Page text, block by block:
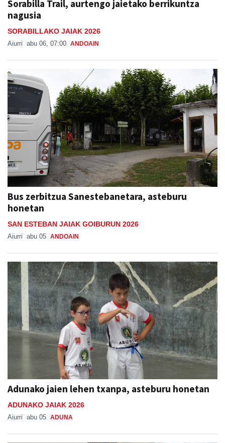
Sorabilla Trail, aurtengo jaietako berrikuntza
nagusia
SORABILLAKO JAIAK 2026
Aiurri abu 06, 07:00 ANDOAIN
Bus zerbitzua Sanestebanetara, asteburu
honetan
SAN ESTEBAN JAIAK GOIBURUN 2026
Aiurri abu 05 ANDOAIN
Adunako jaien lehen txanpa, asteburu honetan
ADUNAKO JAIAK 2026
Aiurri abu 05 ADUNA